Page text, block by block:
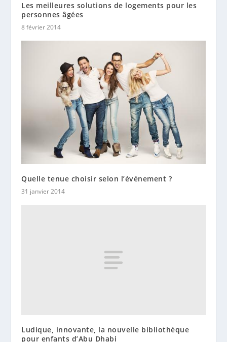
Les meilleures solutions de logements pour les
personnes âgées
8 février 2014
Quelle tenue choisir selon l’événement ?
31 janvier 2014
Ludique, innovante, la nouvelle bibliothèque
pour enfants d’Abu Dhabi